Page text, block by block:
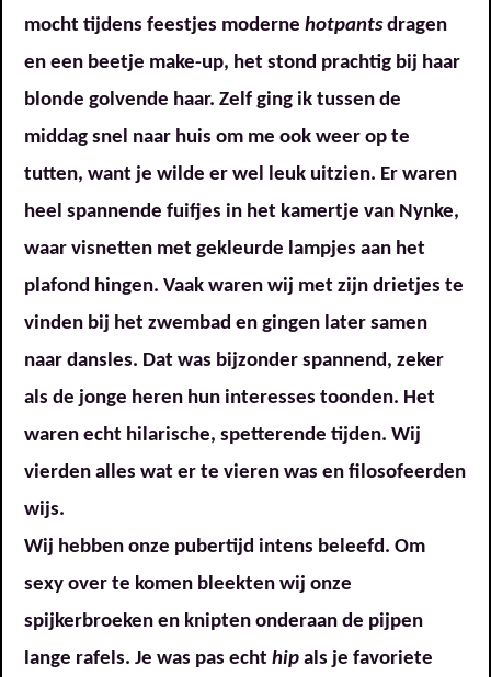
mocht tijdens feestjes moderne hotpantsdragen
en een beetje make-up, het stond prachtig bij haar
blonde golvende haar. Zelf ging ik tussen de
middag snel naar huis om me ook weer op te
tutten, want je wilde er wel leuk uitzien. Er waren
heel spannende fuifjes in het kamertje van Nynke,
waar visnetten met gekleurde lampjes aan het
plafond hingen. Vaak waren wij met zijn drietjes te
vinden bij het zwembad en gingen later samen
naar dansles. Dat was bijzonder spannend, zeker
als de jonge heren hun interesses toonden. Het
waren echt hilarische, spetterende tijden. Wij
vierden alles wat er te vieren was en filosofeerden
wijs.
Wij hebben onze pubertijd intens beleefd. Om
sexy over te komen bleekten wij onze
spijkerbroeken en knipten onderaan de pijpen
lange rafels. Je was pas echt hip als je favoriete